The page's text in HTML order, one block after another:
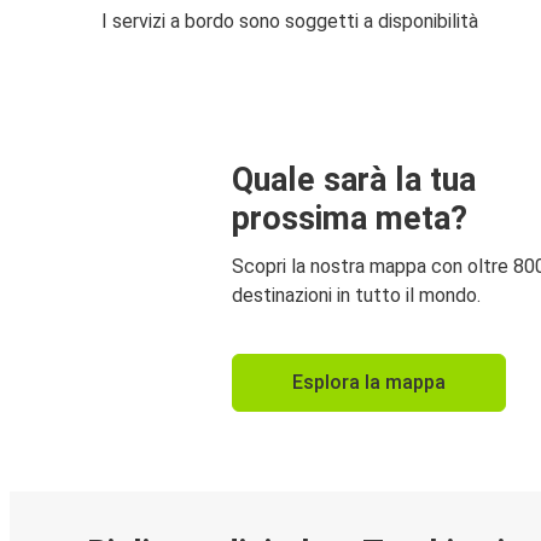
I servizi a bordo sono soggetti a disponibilità
Quale sarà la tua
prossima meta?
Scopri la nostra mappa con oltre
destinazioni in tutto il mondo.
Esplora la mappa